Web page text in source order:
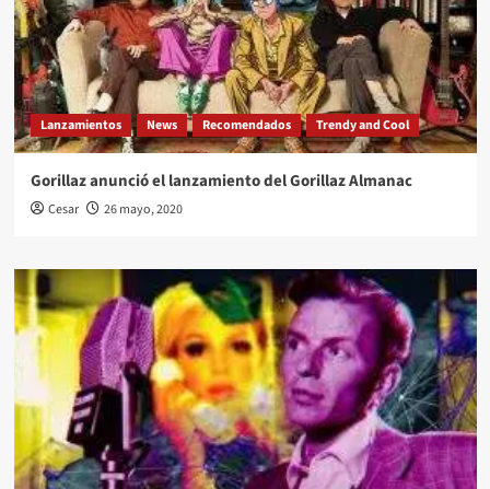
Lanzamientos News Recomendados Trendy and Cool
Gorillaz anunció el lanzamiento del Gorillaz Almanac
Cesar 26 mayo, 2020